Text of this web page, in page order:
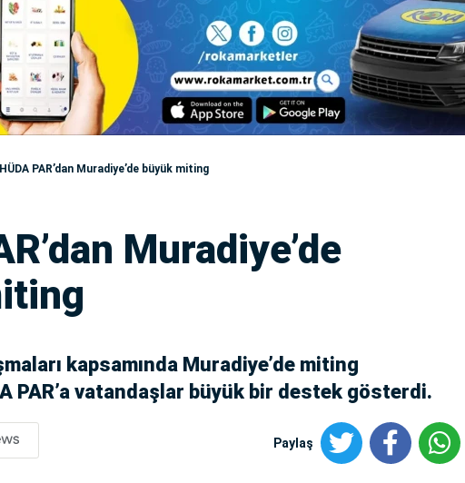
HÜDA PAR’dan Muradiye’de büyük miting
Muradiye’de
kapsamında Muradiye’de miting
PAR’a vatandaşlar büyük bir destek gösterdi.
Paylaş